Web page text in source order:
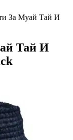
За Муай Тай И
Тай И